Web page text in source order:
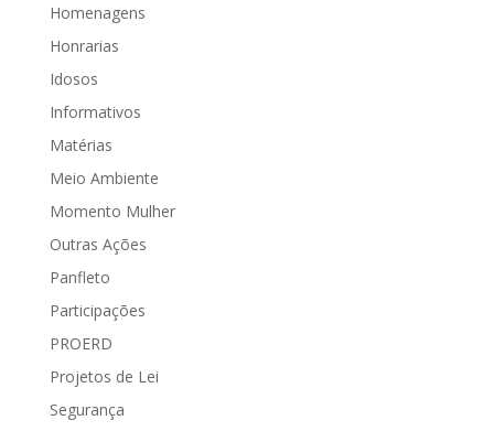
Homenagens
Honrarias
Idosos
Informativos
Matérias
Meio Ambiente
Momento Mulher
Outras Ações
Panfleto
Participações
PROERD
Projetos de Lei
Segurança